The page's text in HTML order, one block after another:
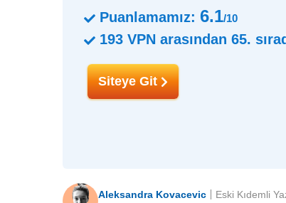
Puanlamamız: 6.1/10
193 VPN arasından 65.
Siteye Git
Aleksandra Kovacevic
Eski Kıdemli